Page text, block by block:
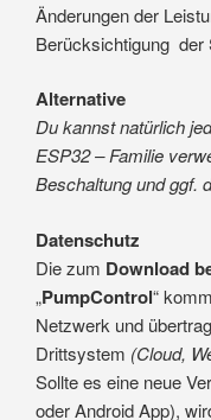
Änderungen der
Berücksichtigung der
Alternative
Du kannst natürlich
ESP32 – Familie
Beschaltung und ggf.
Datenschutz
Die zum Download
„PumpControl“
Netzwerk und
Drittsystem (Cloud,
Sollte es eine neue
oder Android App),